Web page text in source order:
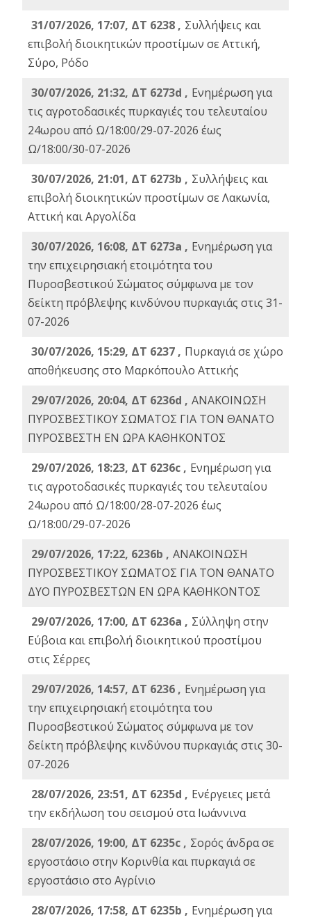
31/07/2026, 17:07, ΔΤ 6238 , Συλλήψεις και
επιβολή διοικητικών προστίμων σε Αττική,
Σύρο, Ρόδο
30/07/2026, 21:32, ΔΤ 6273d , Ενημέρωση για
τις αγροτοδασικές πυρκαγιές του τελευταίου
24ωρου από Ω/18:00/29-07-2026 έως
Ω/18:00/30-07-2026
30/07/2026, 21:01, ΔΤ 6273b , Συλλήψεις και
επιβολή διοικητικών προστίμων σε Λακωνία,
Αττική και Αργολίδα
30/07/2026, 16:08, ΔΤ 6273a , Ενημέρωση για
την επιχειρησιακή ετοιμότητα του
Πυροσβεστικού Σώματος σύμφωνα με τον
δείκτη πρόβλεψης κινδύνου πυρκαγιάς στις 31-
07-2026
30/07/2026, 15:29, ΔΤ 6237 , Πυρκαγιά σε χώρο
αποθήκευσης στο Μαρκόπουλο Αττικής
29/07/2026, 20:04, ΔΤ 6236d , ΑΝΑΚΟΙΝΩΣΗ
ΠΥΡΟΣΒΕΣΤΙΚΟΥ ΣΩΜΑΤΟΣ ΓΙΑ ΤΟΝ ΘΑΝΑΤΟ
ΠΥΡΟΣΒΕΣΤΗ ΕΝ ΩΡΑ ΚΑΘΗΚΟΝΤΟΣ
29/07/2026, 18:23, ΔΤ 6236c , Ενημέρωση για
τις αγροτοδασικές πυρκαγιές του τελευταίου
24ωρου από Ω/18:00/28-07-2026 έως
Ω/18:00/29-07-2026
29/07/2026, 17:22, 6236b , ΑΝΑΚΟΙΝΩΣΗ
ΠΥΡΟΣΒΕΣΤΙΚΟΥ ΣΩΜΑΤΟΣ ΓΙΑ ΤΟΝ ΘΑΝΑΤΟ
ΔΥΟ ΠΥΡΟΣΒΕΣΤΩΝ ΕΝ ΩΡΑ ΚΑΘΗΚΟΝΤΟΣ
29/07/2026, 17:00, ΔΤ 6236a , Σύλληψη στην
Εύβοια και επιβολή διοικητικού προστίμου
στις Σέρρες
29/07/2026, 14:57, ΔΤ 6236 , Ενημέρωση για
την επιχειρησιακή ετοιμότητα του
Πυροσβεστικού Σώματος σύμφωνα με τον
δείκτη πρόβλεψης κινδύνου πυρκαγιάς στις 30-
07-2026
28/07/2026, 23:51, ΔΤ 6235d , Ενέργειες μετά
την εκδήλωση του σεισμού στα Ιωάννινα
28/07/2026, 19:00, ΔΤ 6235c , Σορός άνδρα σε
εργοστάσιο στην Κορινθία και πυρκαγιά σε
εργοστάσιο στο Αγρίνιο
28/07/2026, 17:58, ΔΤ 6235b , Ενημέρωση για